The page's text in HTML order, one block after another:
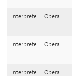
Interprete Opera
Interprete Opera
Interprete Opera